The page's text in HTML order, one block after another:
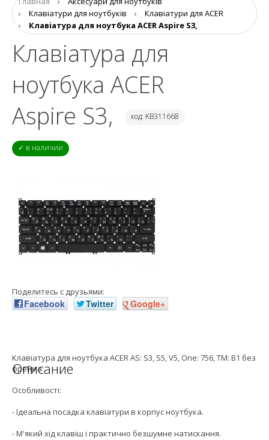
›
Клавіатури для ноутбуків ›
Клавіатури для ACER
›
Клавiатура для ноутбука ACER Aspire S3,
Клавiатура для
ноутбука ACER
Aspire S3,
код: KB311668
✓ в наличии
Поделитесь с друзьями:
Facebook Twitter Google+
Описание
Клавіатура для ноутбука ACER AS: S3, S5, V5, One: 756, TM: B1 без
фрейма
Особливості:
- Ідеальна посадка клавіатури в корпус ноутбука.
- М'який хід клавіш і практично безшумне натискання.